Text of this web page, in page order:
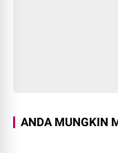
ANDA MUNGKIN